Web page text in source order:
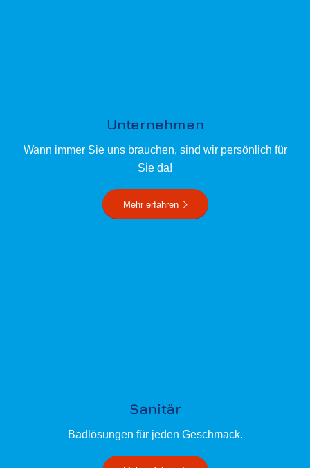
Unternehmen
Wann immer Sie uns brauchen, sind wir persönlich für
Sie da!
Mehr erfahren
Sanitär
Badlösungen für jeden Geschmack.